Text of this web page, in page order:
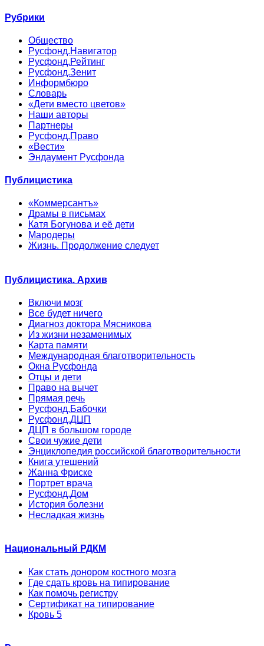
Рубрики
Общество
Русфонд.Навигатор
Русфонд.Рейтинг
Русфонд.Зенит
Информбюро
Словарь
«Дети вместо цветов»
Наши авторы
Партнеры
Русфонд.Право
«Вести»
Эндаумент Русфонда
Публицистика
«Коммерсантъ»
Драмы в письмах
Катя Богунова и её дети
Мародеры
Жизнь. Продолжение следует
Публицистика. Архив
Включи мозг
Все будет ничего
Диагноз доктора Мясникова
Из жизни незаменимых
Карта памяти
Международная благотворительность
Окна Русфонда
Отцы и дети
Право на вычет
Прямая речь
Русфонд.Бабочки
Русфонд.ДЦП
ДЦП в большом городе
Свои чужие дети
Энциклопедия российской благотворительности
Книга утешений
Жанна Фриске
Портрет врача
Русфонд.Дом
История болезни
Несладкая жизнь
Национальный РДКМ
Как стать донором костного мозга
Где сдать кровь на типирование
Как помочь регистру
Сертификат на типирование
Кровь 5